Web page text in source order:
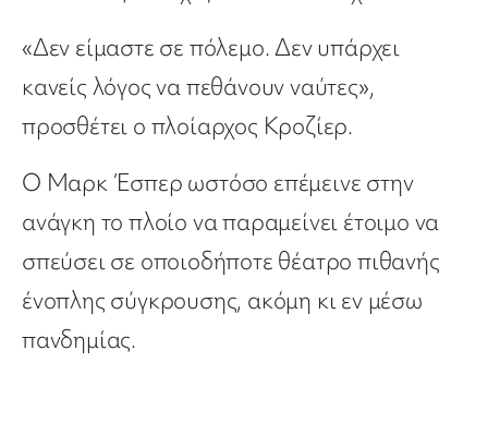
«Δεν είμαστε σε πόλεμο. Δεν υπάρχει
κανείς λόγος να πεθάνουν ναύτες»,
προσθέτει ο πλοίαρχος Κροζίερ.
Ο Μαρκ Έσπερ ωστόσο επέμεινε στην
ανάγκη το πλοίο να παραμείνει έτοιμο να
σπεύσει σε οποιοδήποτε θέατρο πιθανής
ένοπλης σύγκρουσης, ακόμη κι εν μέσω
πανδημίας.